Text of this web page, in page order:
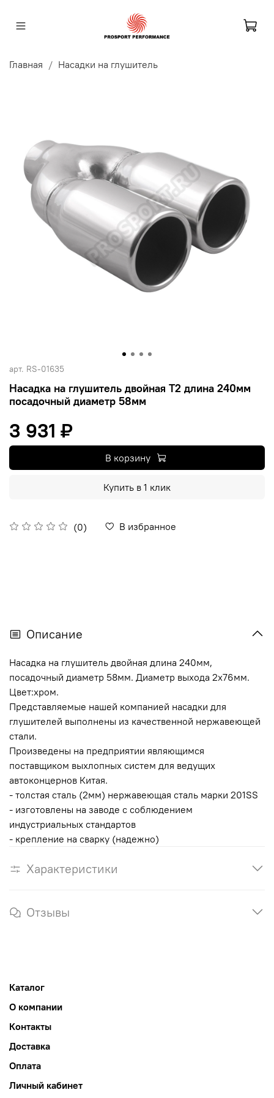
Главная Насадки на глушитель
арт. RS-01635
Насадка на глушитель двойная T2 длина 240мм
посадочный диаметр 58мм
(0) В избранное
3 931 ₽
В корзину
Купить в 1 клик
Описание
Насадка на глушитель двойная длина 240мм,
посадочный диаметр 58мм. Диаметр выхода 2х76мм.
Цвет:хром.
Представляемые нашей компанией насадки для
глушителей выполнены из качественной нержавеющей
стали.
Произведены на предприятии являющимся
поставщиком выхлопных систем для ведущих
автоконцернов Китая.
- толстая сталь (2мм) нержавеющая сталь марки 201SS
- изготовлены на заводе с соблюдением
индустриальных стандартов
- крепление на сварку (надежно)
Характеристики
Отзывы
Каталог
О компании
Контакты
Доставка
Оплата
Личный кабинет